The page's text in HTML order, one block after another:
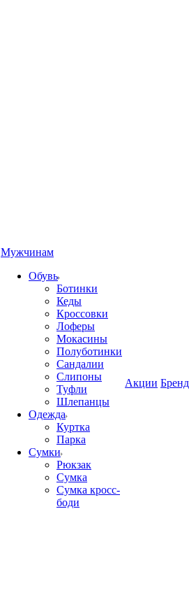
Мужчинам
Обувь
Ботинки
Кеды
Кроссовки
Лоферы
Мокасины
Полуботинки
Сандалии
Слипоны
Туфли
Шлепанцы
Одежда
Куртка
Парка
Сумки
Рюкзак
Сумка
Сумка кросс-
боди
Акции